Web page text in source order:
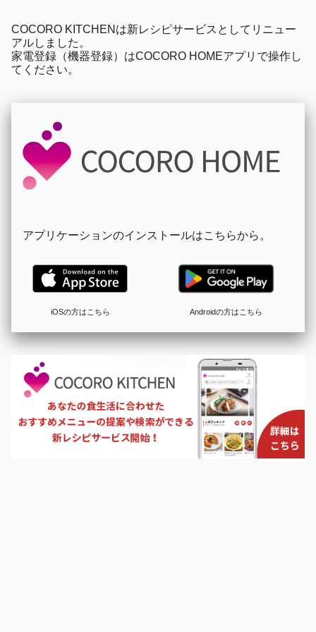
COCORO KITCHENは新レシピサービスとしてリニュー
アルしました。
家電登録（機器登録）はCOCORO HOMEアプリで操作し
てください。
アプリケーションのインストールはこちらから。
iOSの方はこちら Androidの方はこちら